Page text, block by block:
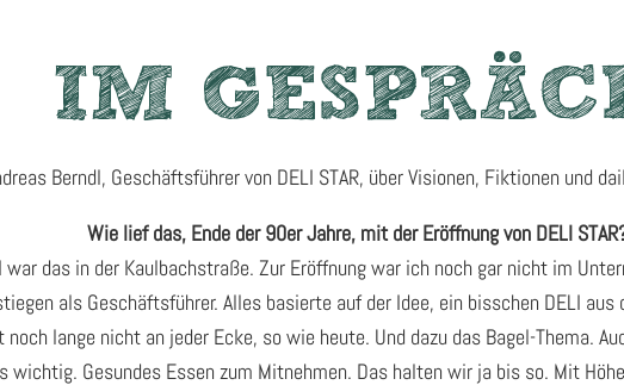
IM
Berndl, Geschäftsführer von DELI STAR, über Visionen, Fiktionen und
Wie lief das, Ende der 90er Jahre, mit der Eröffnung von DELI
das in der Kaulbachstraße. Zur Eröffnung war ich noch gar nicht im
als Geschäftsführer. Alles basierte auf der Idee, ein bisschen DELI aus
lange nicht an jeder Ecke, so wie heute. Und dazu das Bagel-Thema.
wichtig. Gesundes Essen zum Mitnehmen. Das halten wir ja bis so. Mit